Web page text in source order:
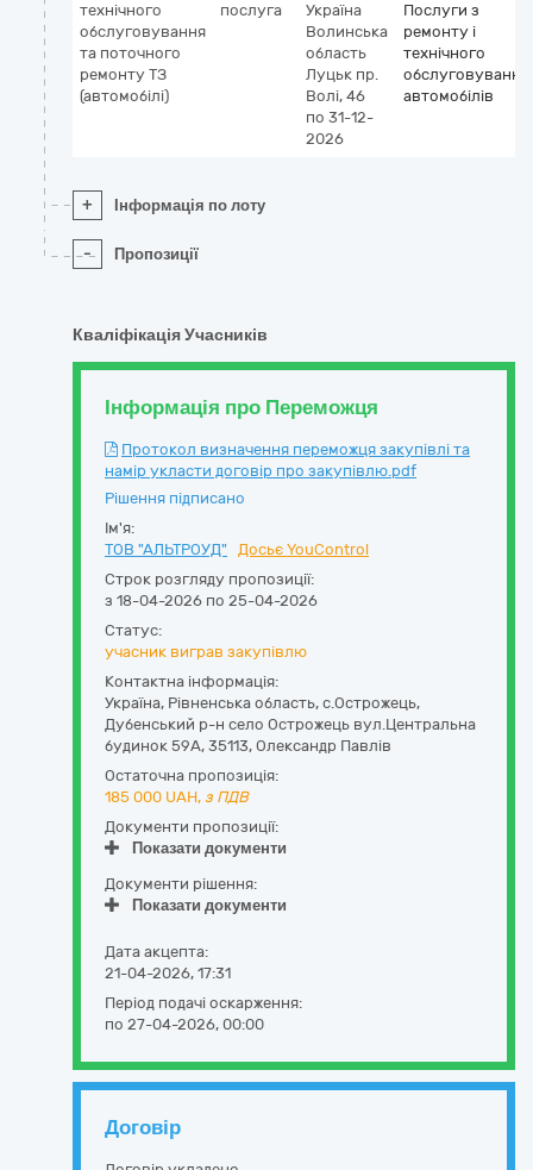
технічного
обслуговування
та поточного
ремонту ТЗ
(автомобілі)
послуга
Україна
Волинська
область
Луцьк пр.
Волі, 46
по 31-12-
2026
Послуги з
ремонту і
технічного
обслуговування
автомобілів
+ Інформація по лоту
- Пропозиції
Кваліфікація Учасників
Інформація про Переможця
Протокол визначення переможця закупівлі та
намір укласти договір про закупівлю.pdf
Рішення підписано
Ім'я:
ТОВ "АЛЬТРОУД"
Досьє YouControl
Строк розгляду пропозиції:
з 18-04-2026 по 25-04-2026
Статус:
учасник виграв закупівлю
Контактна інформація:
Україна, Рівненська область, с.Острожець,
Дубенський р-н село Острожець вул.Центральна
будинок 59А, 35113, Олександр Павлів
Остаточна пропозиція:
185 000 UAH, з ПДВ
Документи пропозиції:
Показати документи
Документи рішення:
Показати документи
Дата акцепта:
21-04-2026, 17:31
Період подачі оскарження:
по 27-04-2026, 00:00
Договір